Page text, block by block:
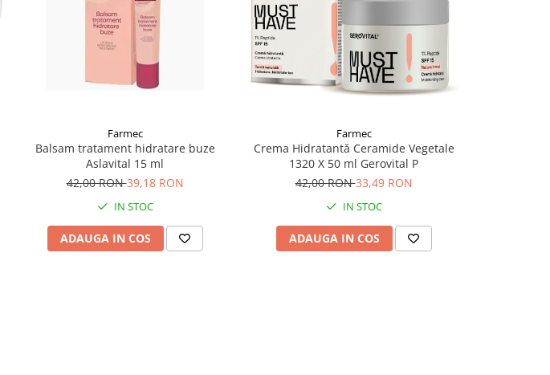
Farmec
Balsam tratament hidratare buze
Aslavital 15 ml
42,00 RON39,18 RON
IN STOC
ADAUGA IN COS
Farmec
Crema Hidratantă Ceramide Vegetale
1320 X 50 ml Gerovital P
42,00 RON33,49 RON
IN STOC
ADAUGA IN COS